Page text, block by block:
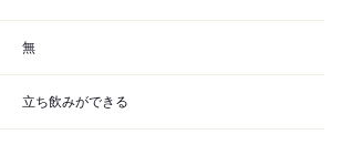
無
立ち飲みができる